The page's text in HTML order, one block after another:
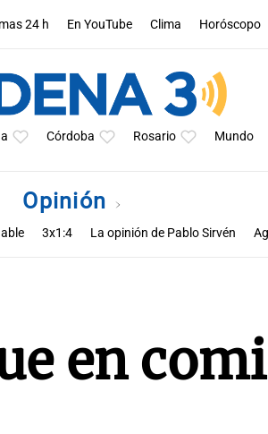
24 h En YouTube Clima Horóscopo
Córdoba Rosario Mundo
Opinión
3x1:4 La opinión de Pablo Sirvén
en